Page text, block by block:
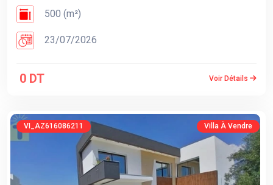
500 (m²)
23/07/2026
0 DT Voir Détails
VI_AZ616086211 Villa À Vendre